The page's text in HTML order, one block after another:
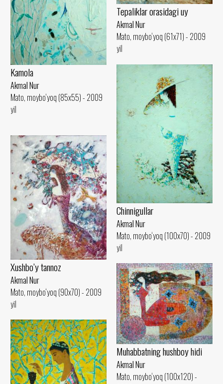
Kamola
Akmal Nur
Mato, moybo‘yoq (85x55) - 2009
yil
Tepaliklar orasidagi uy
Akmal Nur
Mato, moybo‘yoq (61x71) - 2009
yil
Chinnigullar
Akmal Nur
Mato, moybo‘yoq (100x70) - 2009
yil
Xushbo’y tannoz
Akmal Nur
Mato, moybo‘yoq (90x70) - 2009
yil
Muhabbatning hushboy hidi
Akmal Nur
Mato, moybo‘yoq (100x120) -